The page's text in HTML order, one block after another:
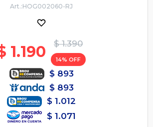
HOG002060-RJ
$ 1.390
1.190 14
$ 893
$ 893
$ 1.012
$ 1.071